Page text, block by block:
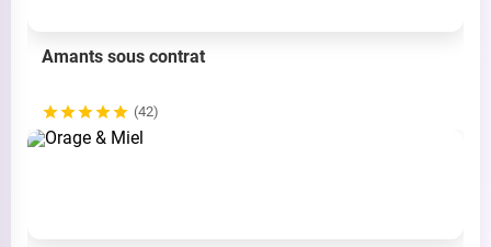
Amants sous contrat
(42)